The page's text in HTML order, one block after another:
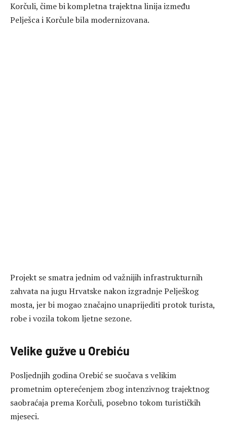
Korčuli, čime bi kompletna trajektna linija između
Pelješca i Korčule bila modernizovana.
Projekt se smatra jednim od važnijih infrastrukturnih
zahvata na jugu Hrvatske nakon izgradnje Pelješkog
mosta, jer bi mogao značajno unaprijediti protok turista,
robe i vozila tokom ljetne sezone.
Velike gužve u Orebiću
Posljednjih godina Orebić se suočava s velikim
prometnim opterećenjem zbog intenzivnog trajektnog
saobraćaja prema Korčuli, posebno tokom turističkih
mjeseci.